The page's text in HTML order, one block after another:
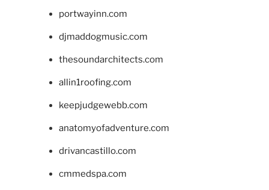
portwayinn.com
djmaddogmusic.com
thesoundarchitects.com
allin1roofing.com
keepjudgewebb.com
anatomyofadventure.com
drivancastillo.com
cmmedspa.com